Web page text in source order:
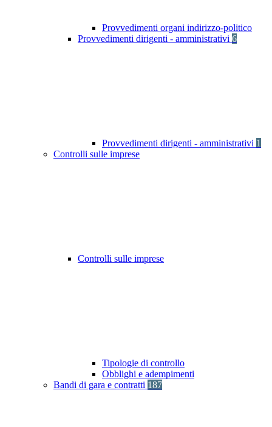
Provvedimenti organi indirizzo-politico
Provvedimenti dirigenti - amministrativi 6
Provvedimenti dirigenti - amministrativi 1
Controlli sulle imprese
Controlli sulle imprese
Tipologie di controllo
Obblighi e adempimenti
Bandi di gara e contratti 187